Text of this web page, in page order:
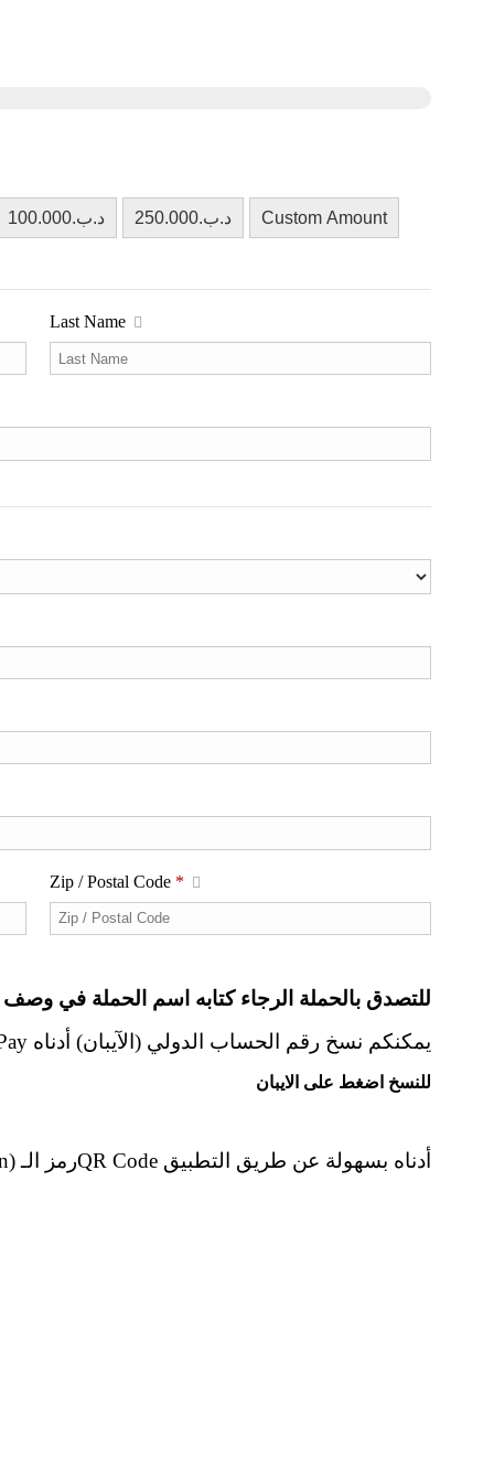
‪100.000.د.ب‬ ‪250.000.د.ب‬ Custom Amount
Last Name
Zip / Postal Code *
للتصدق بالحملة الرجاء كتابه اسم الحملة في وصف
للتبرع عبر تطبيق البنفت بي BenfitPay يمكنكم نسخ رقم الحساب الدولي (الآيبان) أدناه
للنسخ اضغط على الايبان
أو يمكنكم مسح (Scan) رمز الـQR Code أدناه بسهولة عن طريق التطبيق